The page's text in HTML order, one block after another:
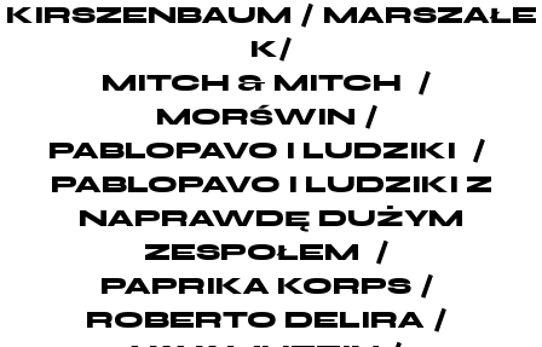
KIRSZENBAUM
MARSZAŁE
K/
MITCH & MITCH
MORŚWIN
PABLOPAVO I LUDZIKI
PABLOPAVO I LUDZIKI Z
NAPRAWDĘ DUŻYM
ZESPOŁEM
PAPRIKA KORPS
ROBERTO DELIRA